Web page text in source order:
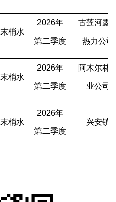
末梢水
2026年
第二季度
古莲河露
热力公司
末梢水
2026年
第二季度
阿木尔林
业公司
末梢水
2026年
第二季度
兴安镇